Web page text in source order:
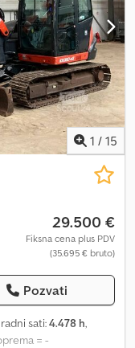
1 / 15
29.500 €
Fiksna cena plus PDV
(35.695 € bruto)
Pozvati
radni sati:4.478 h,
= -